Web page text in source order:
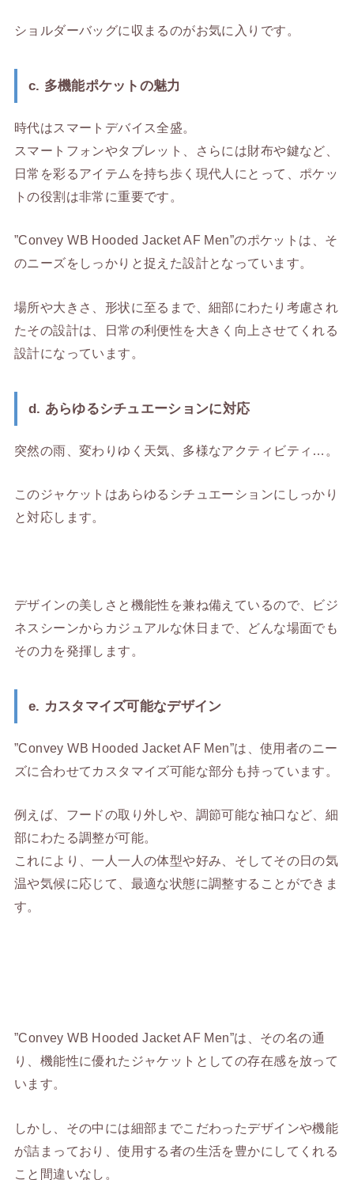
ショルダーバッグに収まるのがお気に入りです。
c. 多機能ポケットの魅力
時代はスマートデバイス全盛。
スマートフォンやタブレット、さらには財布や鍵など、
日常を彩るアイテムを持ち歩く現代人にとって、ポケッ
トの役割は非常に重要です。
”Convey WB Hooded Jacket AF Men”のポケットは、そ
のニーズをしっかりと捉えた設計となっています。
場所や大きさ、形状に至るまで、細部にわたり考慮され
たその設計は、日常の利便性を大きく向上させてくれる
設計になっています。
d. あらゆるシチュエーションに対応
突然の雨、変わりゆく天気、多様なアクティビティ…。
このジャケットはあらゆるシチュエーションにしっかり
と対応します。
デザインの美しさと機能性を兼ね備えているので、ビジ
ネスシーンからカジュアルな休日まで、どんな場面でも
その力を発揮します。
e. カスタマイズ可能なデザイン
”Convey WB Hooded Jacket AF Men”は、使用者のニー
ズに合わせてカスタマイズ可能な部分も持っています。
例えば、フードの取り外しや、調節可能な袖口など、細
部にわたる調整が可能。
これにより、一人一人の体型や好み、そしてその日の気
温や気候に応じて、最適な状態に調整することができま
す。
”Convey WB Hooded Jacket AF Men”は、その名の通
り、機能性に優れたジャケットとしての存在感を放って
います。
しかし、その中には細部までこだわったデザインや機能
が詰まっており、使用する者の生活を豊かにしてくれる
こと間違いなし。